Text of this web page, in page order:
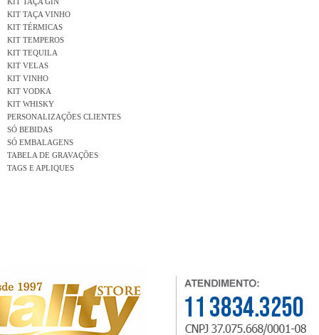
KIT TAÇA VINHO
KIT TÉRMICAS
KIT TEMPEROS
KIT TEQUILA
KIT VELAS
KIT VINHO
KIT VODKA
KIT WHISKY
PERSONALIZAÇÕES CLIENTES
SÓ BEBIDAS
SÓ EMBALAGENS
TABELA DE GRAVAÇÕES
TAGS E APLIQUES